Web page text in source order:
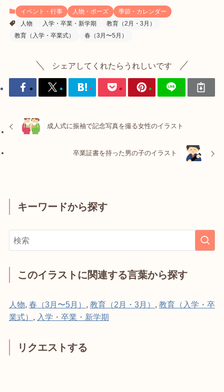
イベント・行事 人物・ポーズ
季節・カレンダー
人物
入学・卒業・新学期
教育（2月・3月）
教育（入学・卒業式）
春（3月〜5月）
シェアしてくれたらうれしいです
成人式に振袖で記念写真を撮る女性のイラスト
卒業証書を持った男の子のイラスト
キーワードから探す
このイラストに関連する言葉から探す
人物 春（3月〜5月） 教育（2月・3月）
教育（入学・卒
業式）
入学・卒業・新学期
リクエストする